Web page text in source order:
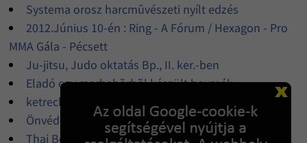
Systema orosz harcmûvészeti nyílt edzés
2012.Június 10-én : Ring - A Fórum / Hexagon - Pro
MMA Gála - Pécsett
Ju-jitsu, Judo oktatás Bp., II. ker.-ben
Eladó egy marhabõrbõl készült boxzsák
ketrecharc edzés siófokon
Önvédelem edzés-felkészítés
Thai Box edzés lányoknak & fiúknak